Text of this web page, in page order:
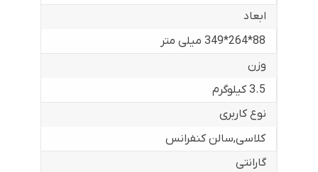
ابعاد
88*264*349 میلی متر
وزن
3.5 کیلوگرم
نوع کاربری
کلاسی,سالن کنفرانس
گارانتی